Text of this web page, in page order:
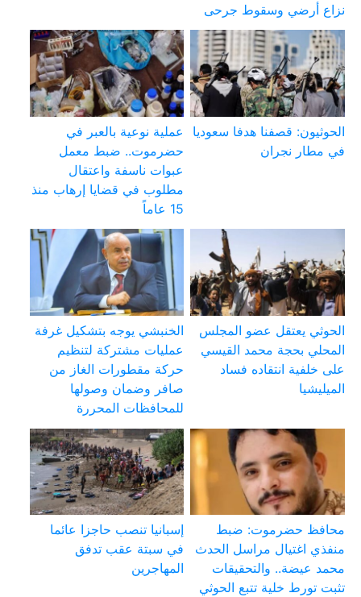
نزاع أرضي وسقوط جرحى
الحوثيون: قصفنا هدفا سعوديا
في مطار نجران
عملية نوعية بالعبر في
حضرموت.. ضبط معمل
عبوات ناسفة واعتقال
مطلوب في قضايا إرهاب منذ
15 عاماً
الحوثي يعتقل عضو المجلس
المحلي بحجة محمد القيسي
على خلفية انتقاده فساد
الميليشيا
الخنبشي يوجه بتشكيل غرفة
عمليات مشتركة لتنظيم
حركة مقطورات الغاز من
صافر وضمان وصولها
للمحافظات المحررة
محافظ حضرموت: ضبط
منفذي اغتيال مراسل الحدث
محمد عيضة.. والتحقيقات
تثبت تورط خلية تتبع الحوثي
إسبانيا تنصب حاجزا عائما
في سبتة عقب تدفق
المهاجرين